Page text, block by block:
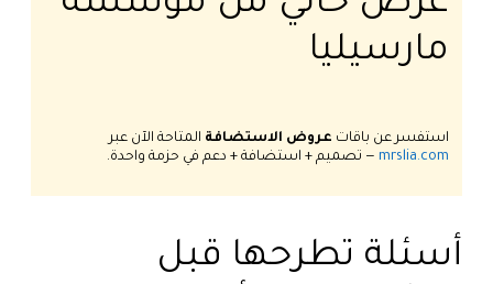
مارسيليا
استفسر عن باقات عروض الاستضافة المتاحة الآن عبر
mrslia.com — تصميم + استضافة + دعم في حزمة واحدة.
أسئلة تطرحها قبل